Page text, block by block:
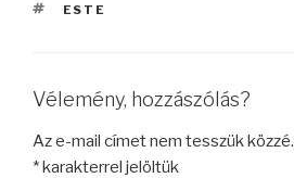
CÍMKÉK
ESTE
Vélemény, hozzászólás?
Az e-mail címet nem tesszük közzé.
*karakterrel jelöltük